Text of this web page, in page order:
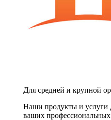
Для средней и крупной
Наши продукты и услуги
ваших профессиональных